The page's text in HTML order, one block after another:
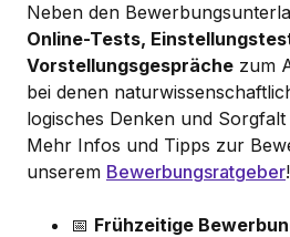
Neben den
Online-Tests,
Vorstellungsgespräche zum
bei denen
logisches Denken und
Mehr Infos und Tipps zur
unserem Bewerbungsratgeber!
📅 Frühzeitige